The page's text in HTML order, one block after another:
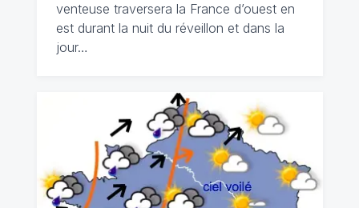
venteuse traversera la France d’ouest en
est durant la nuit du réveillon et dans la
jour…